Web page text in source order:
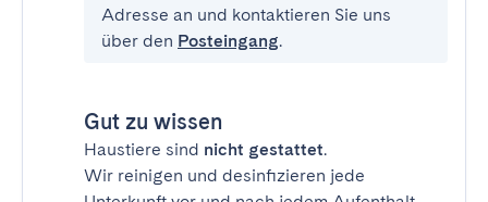
Adresse an und kontaktieren Sie uns
über den Posteingang.
Gut zu wissen
Haustiere sind nicht gestattet.
Wir reinigen und desinfizieren jede